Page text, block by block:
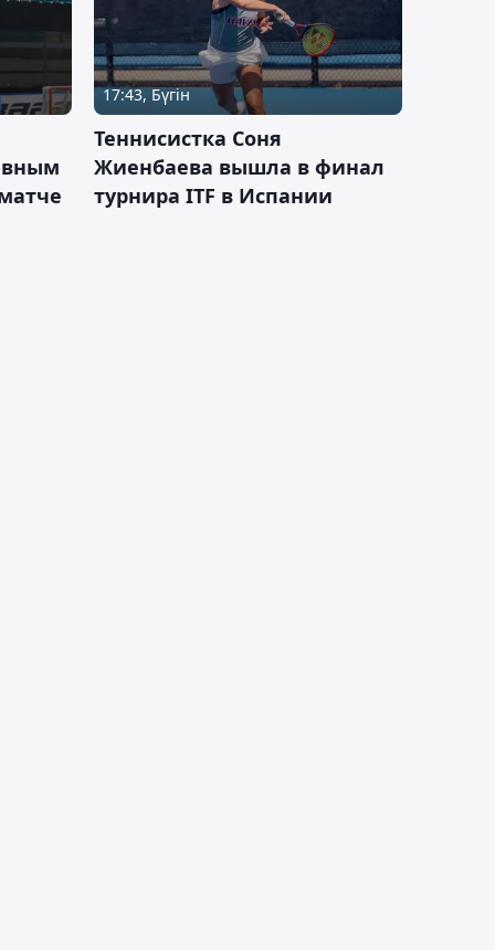
17:43, Бүгін
Теннисистка Соня
Жиенбаева вышла в финал
турнира ITF в Испании